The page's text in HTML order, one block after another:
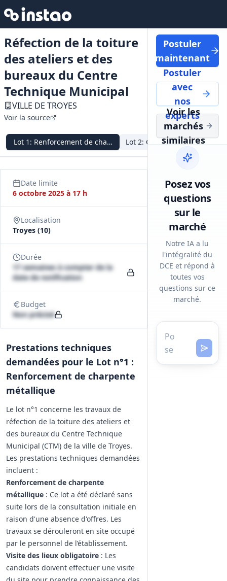
Réfection de la toiture
des ateliers et des
bureaux du Centre
Technique Municipal
VILLE DE TROYES
Voir la source
Lot 1 : Renforcement de charpente métallique
Lot 2: Couverture sèche
Date limite
6 octobre 2025 à 17 h
Localisation
Troyes (10)
Durée
17 semaines à compter de la
date de notification
Budget
Non précisé
Prestations techniques
demandées pour le Lot n°1 :
Renforcement de charpente
métallique
Le lot n°1 concerne les travaux de
réfection de la toiture des ateliers et
des bureaux du Centre Technique
Municipal (CTM) de la ville de Troyes.
Les prestations techniques demandées
incluent :
Renforcement de charpente
métallique : Ce lot a été déclaré sans
suite lors de la consultation initiale en
raison d'une absence d'offres. Les
travaux se dérouleront en site occupé
par le personnel de l’établissement.
Visite des lieux obligatoire : Les
candidats doivent effectuer une visite
Postuler
maintenant
Postuler
avec
nos
experts
Voir les
marchés
similaires
Posez vos
questions
sur le
marché
Notre IA a lu
l'intégralité du
DCE et répond à
toutes vos
questions sur ce
marché.